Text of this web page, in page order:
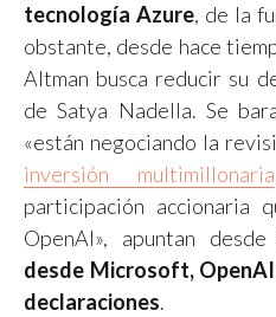
tecnología Azure, de la
obstante, desde hace
Altman busca reducir su
de Satya Nadella. Se
«están negociando la
inversión multimillonaria
participación accionaria
OpenAI», apuntan
desde Microsoft,
declaraciones.